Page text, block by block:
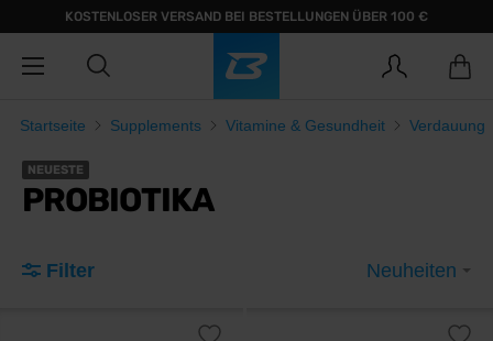
KOSTENLOSER VERSAND BEI BESTELLUNGEN ÜBER 100 €
Startseite Supplements Vitamine & Gesundheit Verdauung
NEUESTE
PROBIOTIKA
Filter Neuheiten